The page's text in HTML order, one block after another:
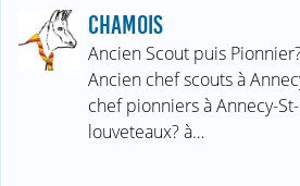
CHAMOIS
Ancien Scout puis
Ancien chef scouts à
chef pionniers à Annecy-
louveteaux? à…